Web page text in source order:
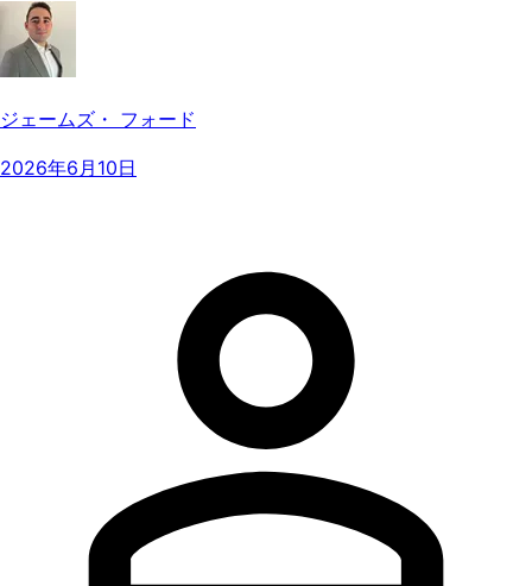
ジェームズ・ フォード
2026年6月10日